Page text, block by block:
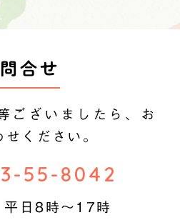
合せ
ございましたら、
お
ください。
55-8042
平日8時〜17時